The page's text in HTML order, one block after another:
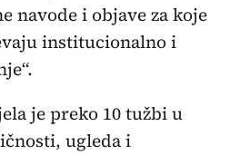
navode i objave za koje
institucionalno i
je preko 10 tužbi u
ugleda i